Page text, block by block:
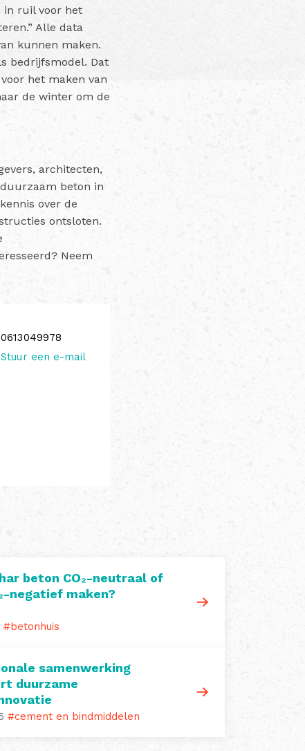
in ruil voor het
Alle data
kunnen maken.
bedrijfsmodel. Dat
het maken van
de winter om de
architecten,
beton in
over de
ontsloten.
Neem
0613049978
Stuur een e-mail
beton CO₂-neutraal of
negatief maken?
#betonhuis
samenwerking
duurzame
#cement en bindmiddelen